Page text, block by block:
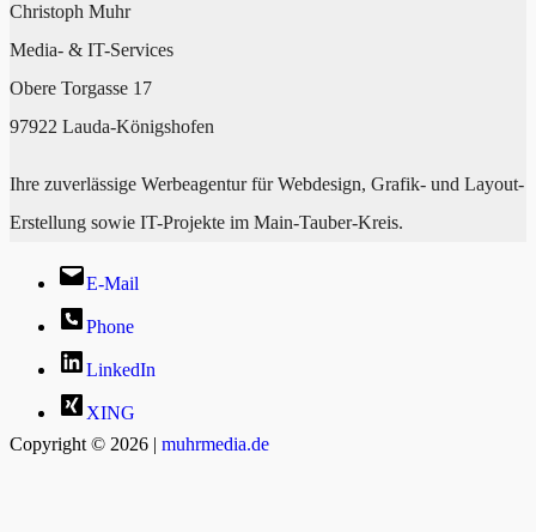
Christoph Muhr
Media- & IT-Services
Obere Torgasse 17
97922 Lauda-Königshofen
Ihre zuverlässige Werbeagentur für Webdesign, Grafik- und Layout-
Erstellung sowie IT-Projekte im Main-Tauber-Kreis.
Copyright © 2026 | muhrmedia.de
E-Mail
Phone
LinkedIn
XING